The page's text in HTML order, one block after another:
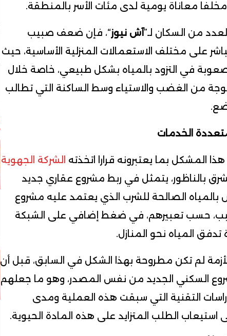
معاناة يومية لدى مئات الأسر بالمنطقة.
من السكان لـ”آش نيوز“، فإن ضعف صبيب
على مختلف الاستعمالات المنزلية الأساسية، حيث
في التزود بالمياه بشكل طبيعي، خاصة خلال
موجة من الغضب والاستياء وسط الساكنة التي تطالب
الخدمات
المشكل بما يعتبرونه قرارا اتخذته الشركة الجهوية
بالناظور، يتمثل في ربط مشروع عقاري جديد
بالمياه الصالحة للشرب الذي يعتمد عليه مشروع
تسبب، حسب تعبيرهم، في ضغط إضافي على الشبكة
المياه نحو المنازل.
لم تكن مطروحة بهذا الشكل في السابق، قبل أن
السكني الجديد من نفس المصدر، وهو ما جعلهم
التقنية التي سبقت هذه العملية ومدى
استيعاب الطلب المتزايد على هذه المادة الحيوية.